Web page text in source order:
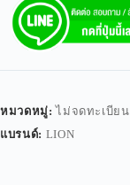
หมวดหมู่:ไม่จดทะเบียน
แบรนด์: LION